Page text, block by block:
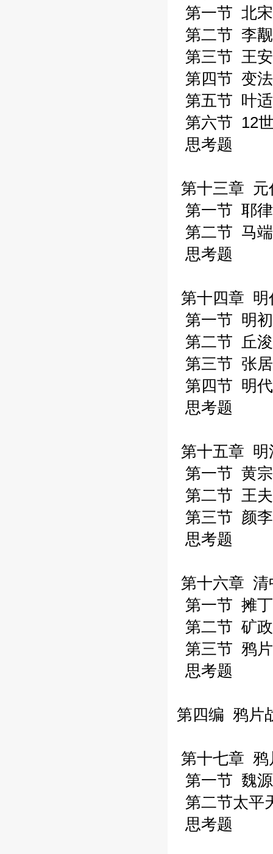
第一节 北
第二节 李
第三节 王
第四节 变
第五节 叶
第六节 12
思考题
第十三章 元
第一节 耶
第二节 马
思考题
第十四章 明
第一节 明
第二节 丘
第三节 张
第四节 明
思考题
第十五章 明
第一节 黄
第二节 王
第三节 颜
思考题
第十六章 清
第一节 摊
第二节 矿
第三节 鸦
思考题
第四编 鸦片
第十七章 鸦
第一节 魏
第二节太平
思考题